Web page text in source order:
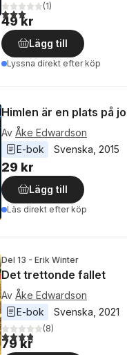
3,0utav 5 stjärnor. Totalt
(1)
49 kr
Lägg till
Lyssna direkt efter köp
Himlen är en plats på
Av Åke Edwardson
E-bok
Svenska 2015
29 kr
Lägg till
Läs direkt efter köp
Del 13 - Erik Winter
Det trettonde fallet
Av Åke Edwardson
E-bok
Svenska 2021
3,8utav 5 stjärnor. Totalt
(8)
79 kr